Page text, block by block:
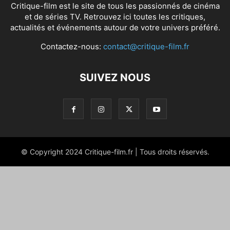
Critique-film est le site de tous les passionnés de cinéma
et de séries TV. Retrouvez ici toutes les critiques,
actualités et événements autour de votre univers préféré.
Contactez-nous: contact@critique-film.fr
SUIVEZ NOUS
© Copyright 2024 Critique-film.fr | Tous droits réservés.